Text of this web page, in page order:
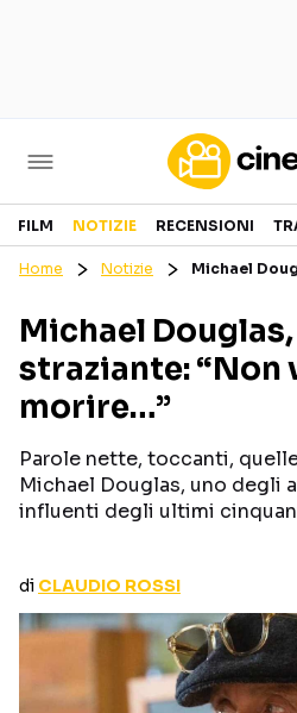
Cinema
GENERI
PERSONAGGI
Categorie
NOTIZIE
RECENSIONI
Seguici
FILM NOTIZIE RECENSIONI
Home Notizie Michael
Michael
straziante: “Non
morire…”
Parole nette, toccanti,
Michael Douglas, uno degli
influenti degli ultimi
di CLAUDIO ROSSI